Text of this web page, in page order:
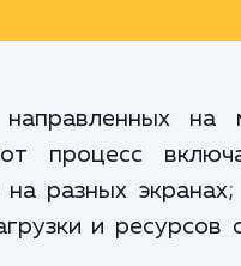
на
процесс
разных
и ресурсов